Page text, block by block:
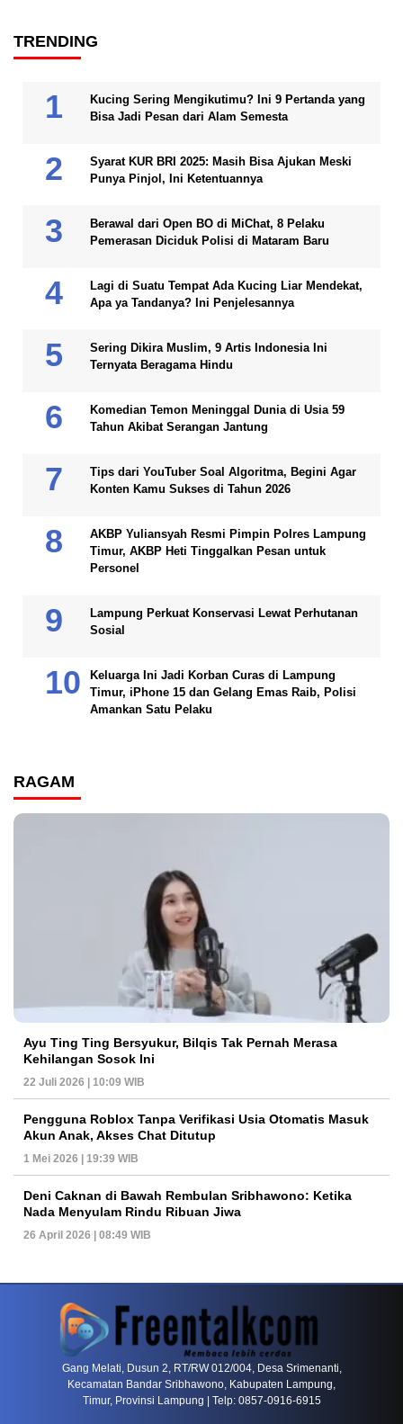
TRENDING
Kucing Sering Mengikutimu? Ini 9 Pertanda yang
Bisa Jadi Pesan dari Alam Semesta
Syarat KUR BRI 2025: Masih Bisa Ajukan Meski
Punya Pinjol, Ini Ketentuannya
Berawal dari Open BO di MiChat, 8 Pelaku
Pemerasan Diciduk Polisi di Mataram Baru
Lagi di Suatu Tempat Ada Kucing Liar Mendekat,
Apa ya Tandanya? Ini Penjelesannya
Sering Dikira Muslim, 9 Artis Indonesia Ini
Ternyata Beragama Hindu
Komedian Temon Meninggal Dunia di Usia 59
Tahun Akibat Serangan Jantung
Tips dari YouTuber Soal Algoritma, Begini Agar
Konten Kamu Sukses di Tahun 2026
AKBP Yuliansyah Resmi Pimpin Polres Lampung
Timur, AKBP Heti Tinggalkan Pesan untuk
Personel
Lampung Perkuat Konservasi Lewat Perhutanan
Sosial
Keluarga Ini Jadi Korban Curas di Lampung
Timur, iPhone 15 dan Gelang Emas Raib, Polisi
Amankan Satu Pelaku
RAGAM
Ayu Ting Ting Bersyukur, Bilqis Tak Pernah Merasa
Kehilangan Sosok Ini
22 Juli 2026 | 10:09 WIB
Pengguna Roblox Tanpa Verifikasi Usia Otomatis Masuk
Akun Anak, Akses Chat Ditutup
1 Mei 2026 | 19:39 WIB
Deni Caknan di Bawah Rembulan Sribhawono: Ketika
Nada Menyulam Rindu Ribuan Jiwa
26 April 2026 | 08:49 WIB
Gang Melati, Dusun 2, RT/RW 012/004, Desa Srimenanti,
Kecamatan Bandar Sribhawono, Kabupaten Lampung,
Timur, Provinsi Lampung | Telp: 0857-0916-6915